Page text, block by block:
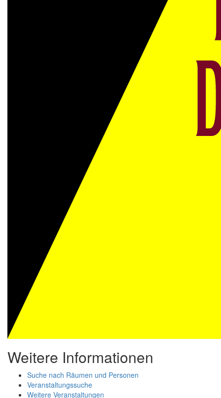
Weitere Informationen
Suche nach Räumen und Personen
Veranstaltungssuche
Weitere Veranstaltungen